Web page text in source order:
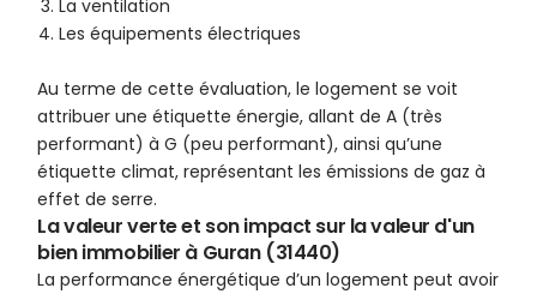
La ventilation
Les équipements électriques
Au terme de cette évaluation, le logement se voit
attribuer une étiquette énergie, allant de A (très
performant) à G (peu performant), ainsi qu’une
étiquette climat, représentant les émissions de gaz à
effet de serre.
La valeur verte et son impact sur la valeur d'un
bien immobilier à Guran (31440)
La performance énergétique d’un logement peut avoir